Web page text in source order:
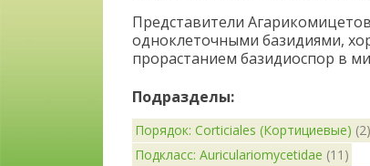
Представители
одноклеточными базидиями,
прорастанием базидиоспор в
Подразделы:
Порядок: Corticiales (Кортициевые) (2)
Подкласс: Auriculariomycetidae (11)